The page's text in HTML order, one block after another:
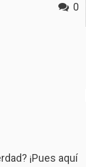
0
¡Pues aquí